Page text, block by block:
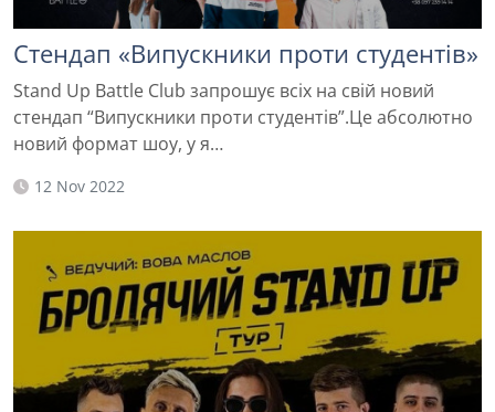
Стендап «Випускники проти студентів»
Stand Up Battle Club запрошує всіх на свій новий
стендап “Випускники проти студентів”.Це абсолютно
новий формат шоу, у я…
12 Nov 2022